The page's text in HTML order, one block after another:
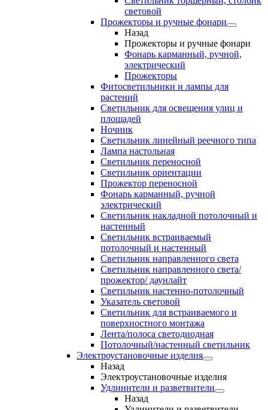
световой
Прожекторы и ручные фонари
Назад
Прожекторы и ручные фонари
Фонарь карманный, ручной,
электрический
Прожекторы
Фитосветильники и лампы для
растений
Светильник для освещения улиц и
площадей
Ночник
Светильник линейный реечного типа
Лампа настольная
Светильник переносной
Светильник ориентации
Прожектор переносной
Фонарь карманный, ручной
электрический
Светильник накладной потолочный и
настенный
Светильник встраиваемый
потолочный и настенный
Светильник направленного света
Светильник направленного света/
прожектор/ даунлайт
Светильник настенно-потолочный
Указатель световой
Светильник для встраиваемого и
поверхностного монтажа
Лента/полоса светодиодная
Потолочный/настенный светильник
Электроустановочные изделия
Назад
Электроустановочные изделия
Удлинители и разветвители
Назад